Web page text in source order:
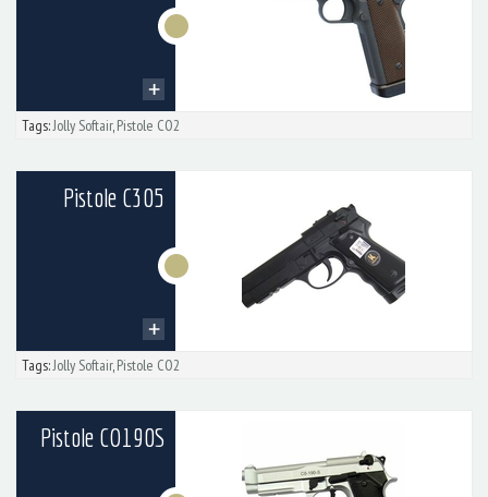
Tags:Jolly Softair,Pistole CO2
Pistole C305
Tags:Jolly Softair,Pistole CO2
Pistole CO190S